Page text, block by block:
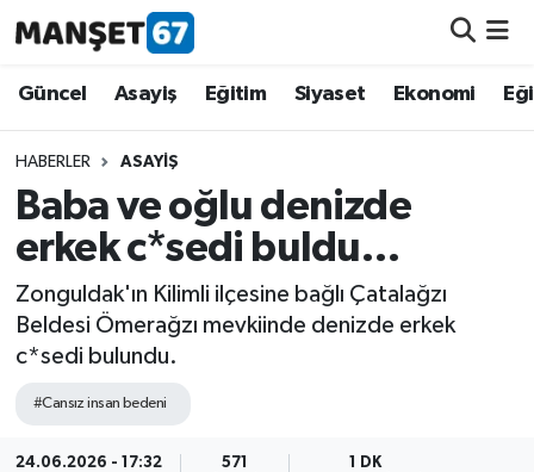
Güncel Asayiş Eğitim Siyaset Ekonomi
HABERLER ASAYIŞ
Baba ve oğlu denizde
erkek c*sedi buldu…
Zonguldak'ın Kilimli ilçesine bağlı Çatalağzı
Beldesi Ömerağzı mevkiinde denizde erkek
c*sedi bulundu.
#Cansız insan bedeni
24.06.2026 - 17:32 571 1 DK
Güncel
Asayiş
Siyaset
Eğitim
Ekonomi
Kültür-Sanat